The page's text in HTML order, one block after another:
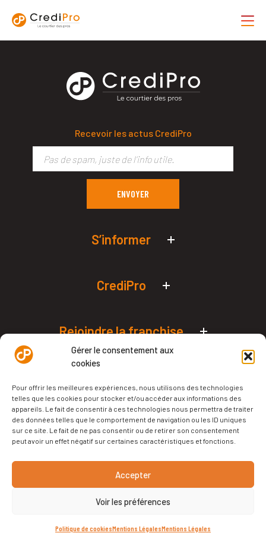
Gérer le consentement aux
cookies
Pour offrir les meilleures expériences, nous utilisons des technologies
telles que les cookies pour stocker et/ou accéder aux informations des
appareils. Le fait de consentir à ces technologies nous permettra de traiter
des données telles que le comportement de navigation ou les ID uniques
sur ce site. Le fait de ne pas consentir ou de retirer son consentement
peut avoir un effet négatif sur certaines caractéristiques et fonctions.
Accepter
Voir les préférences
Politique de cookiesMentions LégalesMentions Légales
Recevoir les actus CrediPro
S’informer
Simulateurs de prêt pro
Podcast – Le Micro Orange
CrediPro
Nos agences en France
Financer votre projet
Rejoindre la franchise
Devenez franchisé
Notre livre blanc
Notre podcast
Tous droits réservés | CrediPro